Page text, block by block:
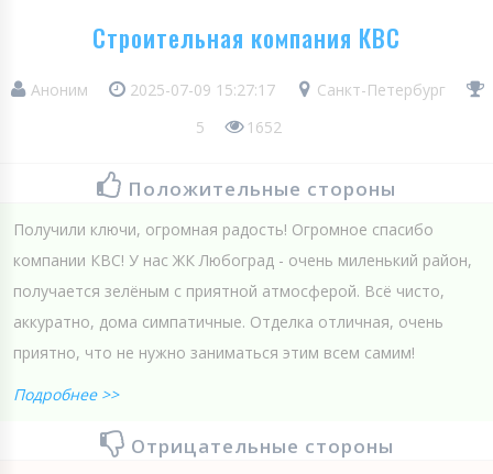
Строительная компания КВС
Аноним 2025-07-09 15:27:17
Санкт-Петербург
5
1652
Положительные стороны
Получили ключи, огромная радость! Огромное спасибо
компании КВС! У нас ЖК Любоград - очень миленький район,
получается зелёным с приятной атмосферой. Всё чисто,
аккуратно, дома симпатичные. Отделка отличная, очень
приятно, что не нужно заниматься этим всем самим!
Подробнее >>
Отрицательные стороны